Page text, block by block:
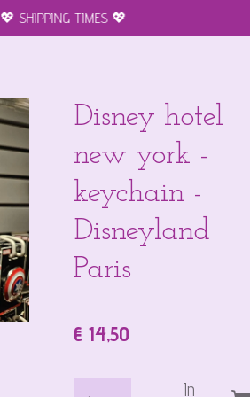
💖 SHIPPING TIMES 💖
Disney hotel
new york -
keychain -
Disneyland
Paris
€ 14,50
In